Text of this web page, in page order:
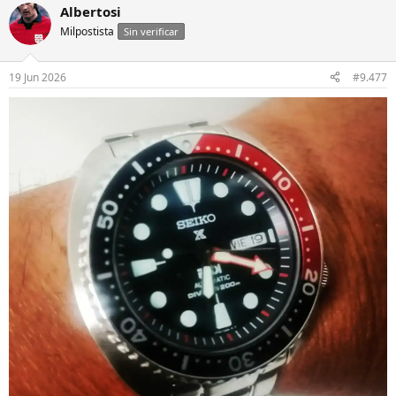
Albertosi
Milpostista Sin verificar
19 Jun 2026 #9.477